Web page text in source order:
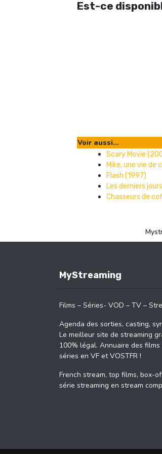
Est-ce
Voir aussi...
Scary Movie
Mike, une vie de
Flash (1997)
Les derniers
Chasseurs de
MyStreaming
Films – Séries- VOD – TV –
Agenda des sorties, casting,
Le meilleur site de streaming
100% légal. Annuaire des films
séries en VF et VOSTFR !
French stream, top films, box-
série streaming en stream